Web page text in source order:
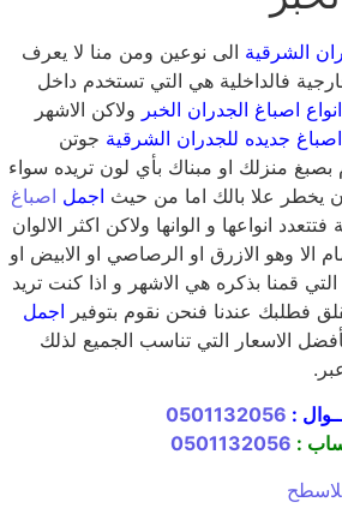
الشرقية الى نوعين ومن منا لا يعرف
فالداخلية هي التي تستخدم داخل
انواع اصباغ الجدران الخبر ولاكن الاشهر
اصباغ جديده للجدران الشرقية جوتن
بصبغ منزلك او مبناك بأي لون تريده سواء
يخطر علا بالك اما من حيث اجمل اصباغ
فتتعدد انواعها و الوانها ولاكن اكثر الالوان
الا وهو الازرق او الرصاصي او الابيض او
قمنا بذكره هي الاشهر و اذا كنت تريد
فطلبك عندنا فنحن نقوم بتوفير اجمل
الاسعار التي تناسب الجميع لذلك
:
0501132056
:
0501132056